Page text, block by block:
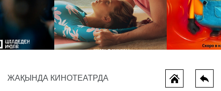
ЖАҚЫНДА КИНОТЕАТРДА